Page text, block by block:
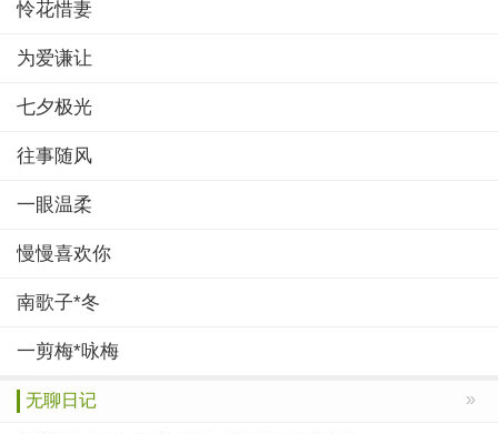
怜花惜妻
为爱谦让
七夕极光
往事随风
一眼温柔
慢慢喜欢你
南歌子*冬
一剪梅*咏梅
无聊日记 »